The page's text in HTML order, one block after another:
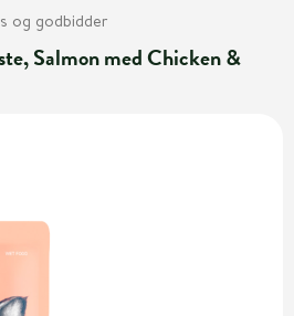
og godbidder
Salmon med Chicken &